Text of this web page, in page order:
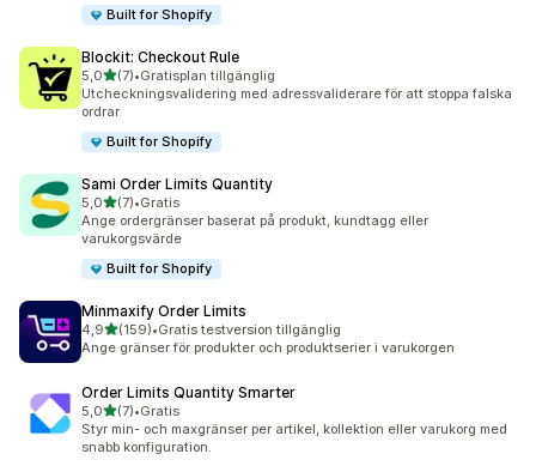
Built for Shopify
Blockit: Checkout Rule
5,0av 5 stjärnor
(7)
7 recensioner totalt
•Gratisplan tillgänglig
Utcheckningsvalidering med adressvaliderare för att stoppa falska
ordrar
Built for Shopify
Sami Order Limits Quantity
5,0av 5 stjärnor
(7)
7 recensioner totalt
•Gratis
Ange ordergränser baserat på produkt, kundtagg eller
varukorgsvärde
Built for Shopify
Minmaxify Order Limits
4,9av 5 stjärnor
(159)
159 recensioner totalt
•Gratis testversion tillgänglig
Ange gränser för produkter och produktserier i varukorgen
Order Limits Quantity Smarter
5,0av 5 stjärnor
(7)
7 recensioner totalt
•Gratis
Styr min- och maxgränser per artikel, kollektion eller varukorg med
snabb konfiguration.